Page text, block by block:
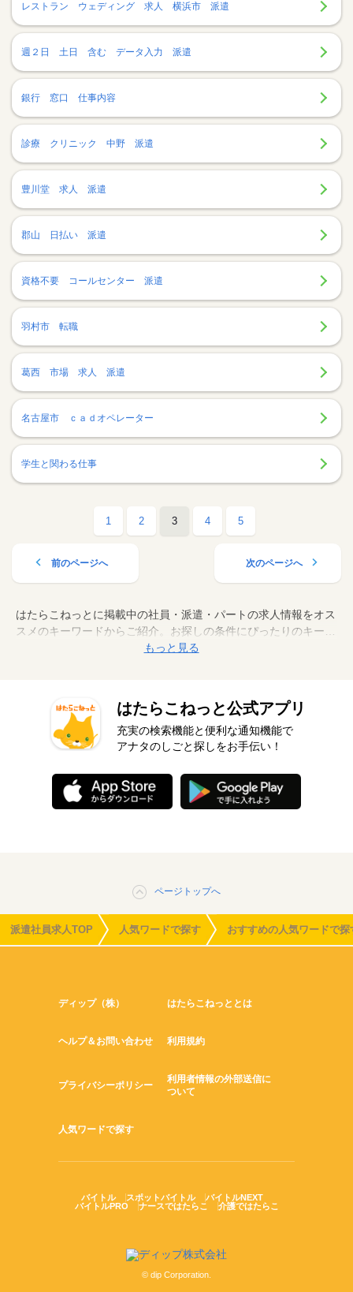
レストラン ウェディング 求人 横浜市 派遣
週２日 土日 含む データ入力 派遣
銀行 窓口 仕事内容
診療 クリニック 中野 派遣
豊川堂 求人 派遣
郡山 日払い 派遣
資格不要 コールセンター 派遣
羽村市 転職
葛西 市場 求人 派遣
名古屋市 ｃａｄオペレーター
学生と関わる仕事
1 2 3 4 5
前のページへ 次のページへ
はたらこねっとに掲載中の社員・派遣・パートの求人情報をオス
スメのキーワードからご紹介。お探しの条件にぴったりのキーワ
ードから、案件情報を検索してみましょう。
もっと見る
はたらこねっと公式アプリ
充実の検索機能と便利な通知機能で
アナタのしごと探しをお手伝い！
ページトップへ
派遣社員求人TOP 人気ワードで探す おすすめの人気ワードで探
ディップ（株） はたらこねっととは
ヘルプ＆お問い合わせ 利用規約
プライバシーポリシー
利用者情報の外部送信に
ついて
人気ワードで探す
バイトル スポットバイトル
バイトルNEXT
バイトルPRO
ナースではたらこ 介護ではたらこ
© dip Corporation.